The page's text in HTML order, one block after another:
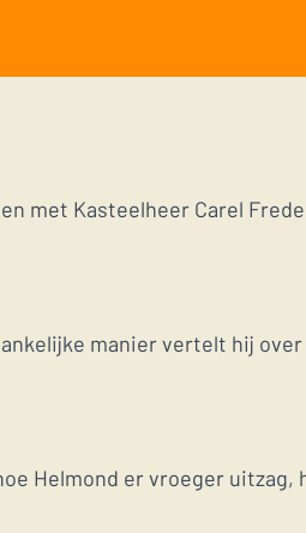
met Kasteelheer Carel
manier vertelt hij
Helmond er vroeger uitzag,